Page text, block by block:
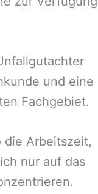
und eine
Fachgebiet.
die Arbeitszeit,
nur auf das